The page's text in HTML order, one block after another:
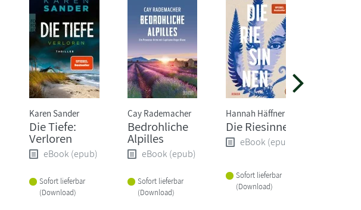
Karen Sander
Die Tiefe:
Verloren
eBook (epub)
Sofort lieferbar
(Download)
Cay Rademacher
Bedrohliche
Alpilles
eBook (epub)
Sofort lieferbar
(Download)
Hannah Häffner
Die Riesinnen
eBook (epub)
Sofort lieferbar
(Download)